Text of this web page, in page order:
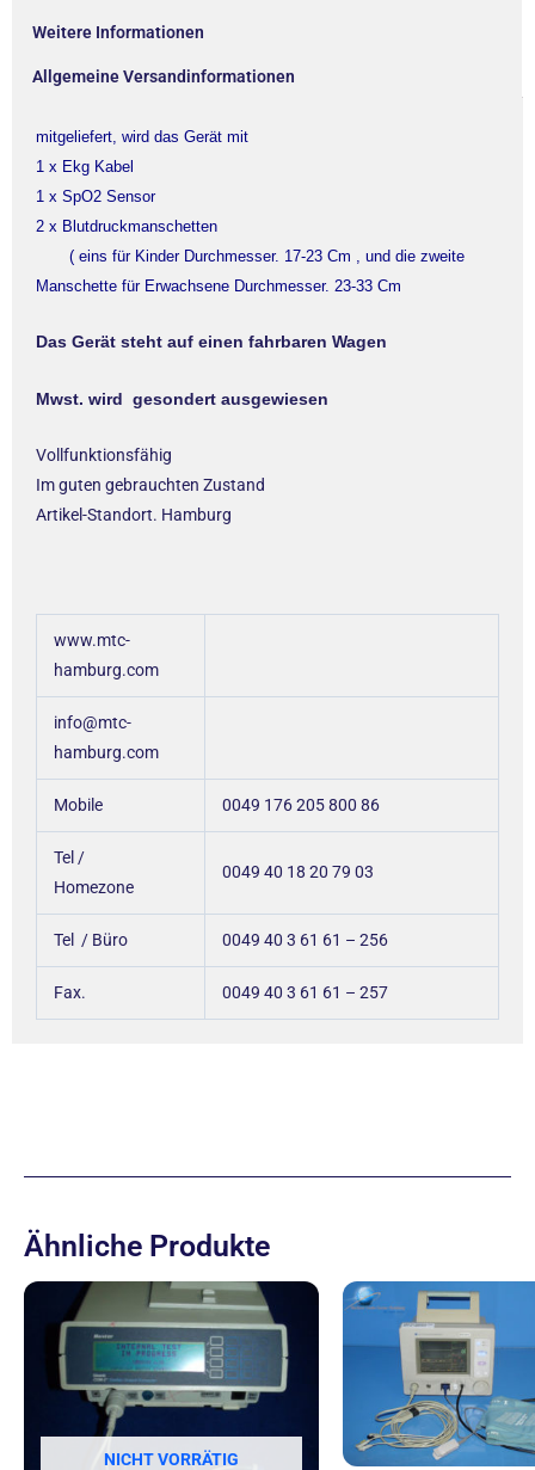
Weitere Informationen
Allgemeine Versandinformationen
mitgeliefert, wird das Gerät mit
1 x Ekg Kabel
1 x SpO2 Sensor
2 x Blutdruckmanschetten
( eins für Kinder Durchmesser. 17-23 Cm , und die zweite
Manschette für Erwachsene Durchmesser. 23-33 Cm
Das Gerät steht auf einen fahrbaren Wagen
Mwst. wird gesondert ausgewiesen
Vollfunktionsfähig
Im guten gebrauchten Zustand
Artikel-Standort. Hamburg
www.mtc-
hamburg.com
info@mtc-
hamburg.com
Mobile 0049 176 205 800 86
Tel /
Homezone
0049 40 18 20 79 03
Tel / Büro 0049 40 3 61 61 – 256
Fax. 0049 40 3 61 61 – 257
Ähnliche Produkte
NICHT VORRÄTIG